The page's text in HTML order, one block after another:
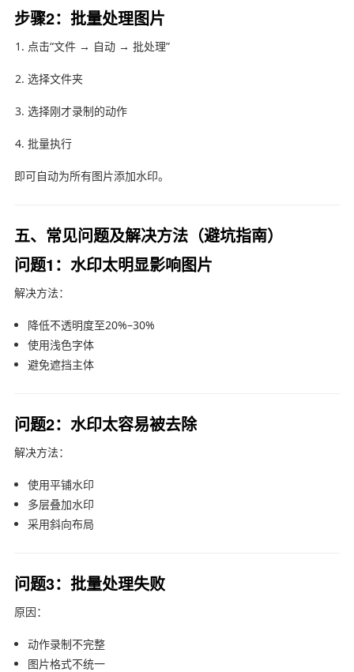
步骤2：批量处理图片
点击“文件 → 自动 → 批处理”
选择文件夹
选择刚才录制的动作
批量执行
即可自动为所有图片添加水印。
五、常见问题及解决方法（避坑指南）
问题1：水印太明显影响图片
解决方法：
降低不透明度至20%–30%
使用浅色字体
避免遮挡主体
问题2：水印太容易被去除
解决方法：
使用平铺水印
多层叠加水印
采用斜向布局
问题3：批量处理失败
原因：
动作录制不完整
图片格式不统一